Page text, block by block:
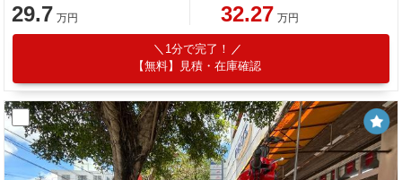
29.7 万円 32.27 万円
1分で完了！
【無料】見積・在庫確認